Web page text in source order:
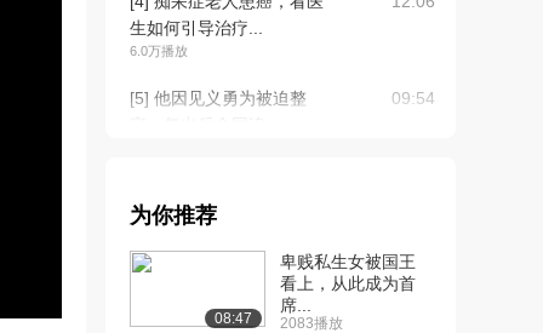
生如何引导治疗...
6.0万播放
[5] 他因见义勇为被迫整
09:54
候群医生的故事...
[7] 和自闭症患者谈恋爱是
一种什么样的体...
09:40
为你推荐
08:47
卑贱私生女被国王
看上，从此成为首
席...
2083播放